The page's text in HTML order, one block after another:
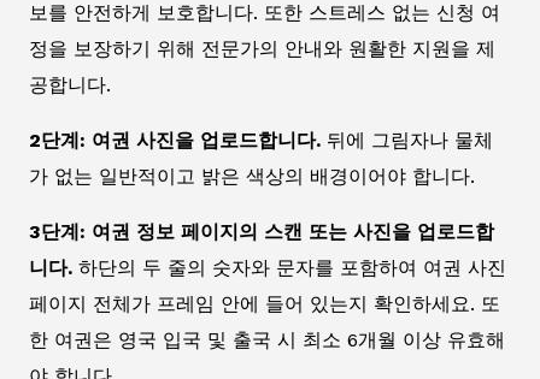
보를 안전하게 보호합니다. 또한 스트레스 없는 신청 여
정을 보장하기 위해 전문가의 안내와 원활한 지원을 제
공합니다.
2단계: 여권 사진을 업로드합니다. 뒤에 그림자나 물체
가 없는 일반적이고 밝은 색상의 배경이어야 합니다.
3단계: 여권 정보 페이지의 스캔 또는 사진을 업로드합
니다. 하단의 두 줄의 숫자와 문자를 포함하여 여권 사진
페이지 전체가 프레임 안에 들어 있는지 확인하세요. 또
한 여권은 영국 입국 및 출국 시 최소 6개월 이상 유효해